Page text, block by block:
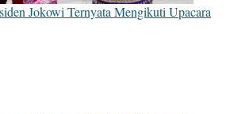
Jokowi Ternyata Mengikuti Upacara